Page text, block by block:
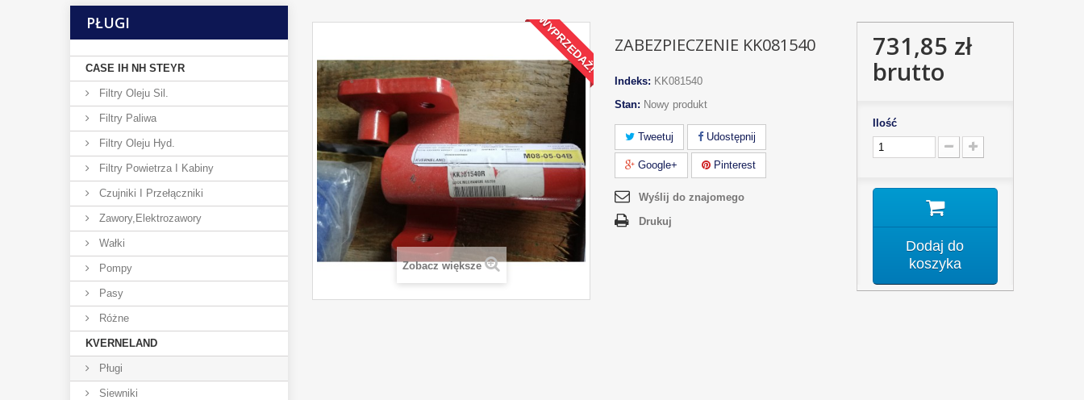
PŁUGI
CASE IH NH STEYR
Filtry Oleju Sil.
Filtry Paliwa
Filtry Oleju Hyd.
Filtry Powietrza I Kabiny
Czujniki I Przełączniki
Zawory,elektrozawory
Wałki
Pompy
Pasy
Różne
KVERNELAND
Pługi
Siewniki
WYPRZEDAŻ!
Zobacz większe
ZABEZPIECZENIE KK081540
Indeks: KK081540
Stan: Nowy produkt
Tweetuj Udostępnij
Google+ Pinterest
Wyślij do znajomego
Drukuj
731,85 zł
brutto
Ilość
Dodaj do
koszyka